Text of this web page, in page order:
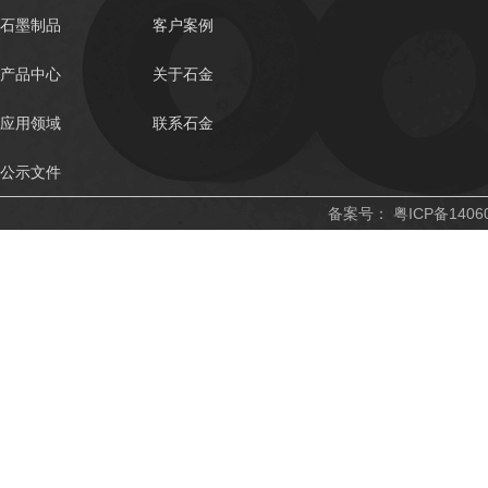
石墨制品 客户案例
产品中心 关于石金
应用领域 联系石金
公示文件
备案号： 粤ICP备